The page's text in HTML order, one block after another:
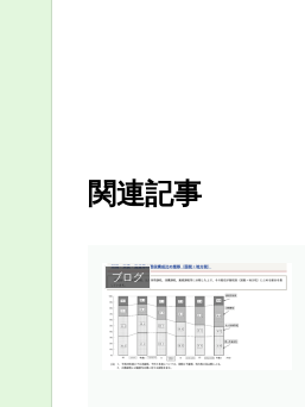
関連記事
ブログ